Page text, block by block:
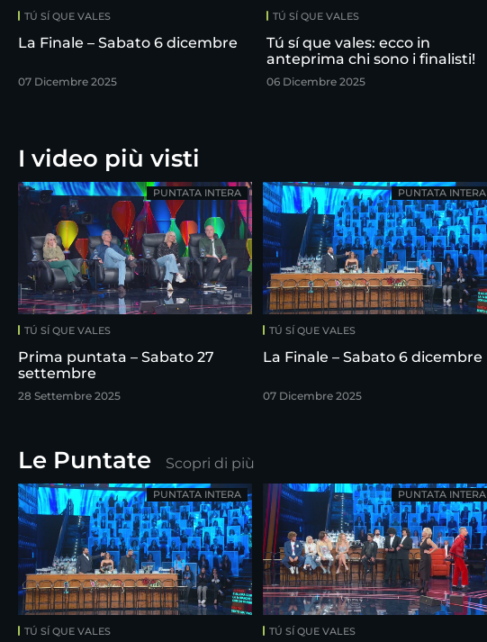
TÚ SÍ QUE VALES
La Finale – Sabato 6 dicembre
07 Dicembre 2025
TÚ SÍ QUE VALES
Tú sí que vales: ecco in
anteprima chi sono i finalisti!
06 Dicembre 2025
I video più visti
TÚ SÍ QUE VALES
Prima puntata – Sabato 27
settembre
28 Settembre 2025
PUNTATA INTERA
TÚ SÍ QUE VALES
La Finale – Sabato 6 dicembre
07 Dicembre 2025
PUNTATA INTERA
Le Puntate Scopri di più
TÚ SÍ QUE VALES
PUNTATA INTERA
TÚ SÍ QUE VALES
PUNTATA INTERA